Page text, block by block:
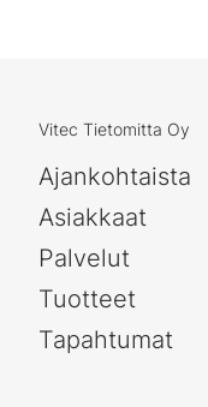
Vitec Tietomitta Oy
Ajankohtaista
Asiakkaat
Palvelut
Tuotteet
Tapahtumat